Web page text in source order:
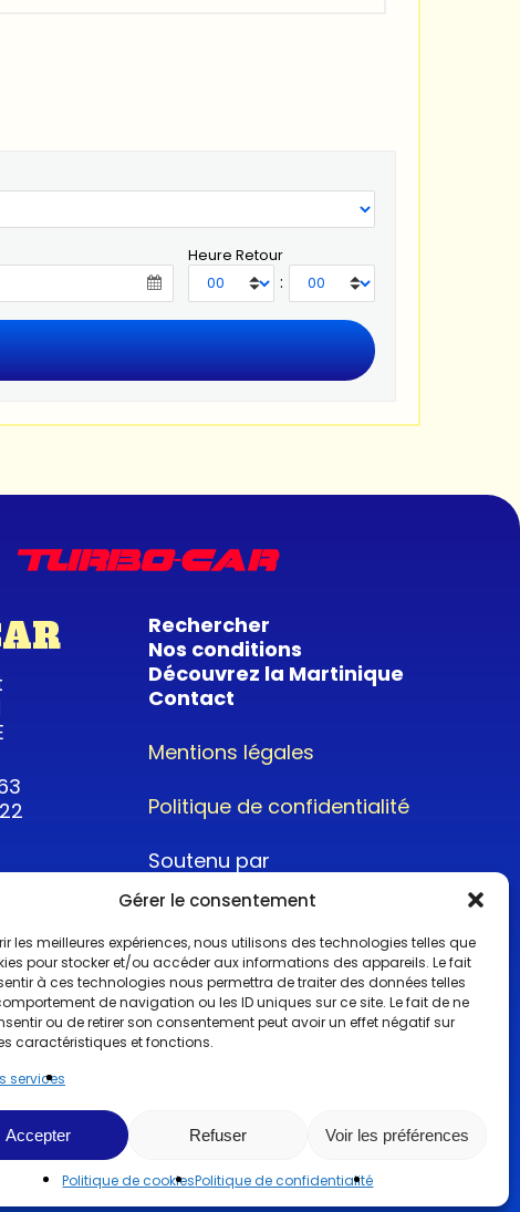
Gérer le consentement
les meilleures expériences, nous utilisons des technologies telles que
pour stocker et/ou accéder aux informations des appareils. Le fait
à ces technologies nous permettra de traiter des données telles
de navigation ou les ID uniques sur ce site. Le fait de ne
ou de retirer son consentement peut avoir un effet négatif sur
caractéristiques et fonctions.
services
Accepter Refuser Voir les préférences
Politique de cookiesPolitique de confidentialité
Heure Retour
:
Rechercher
Nos conditions
Découvrez la Martinique
Contact
Mentions légales
Politique de confidentialité
Soutenu par
@2022CopyrightTurboCar